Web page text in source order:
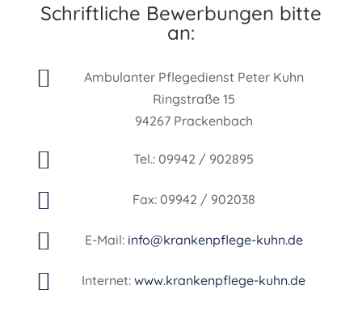
Schriftliche Bewerbungen bitte
an:

Ambulanter Pflegedienst Peter Kuhn
Ringstraße 15
94267 Prackenbach
 Tel.: 09942 / 902895
 Fax: 09942 / 902038
 E-Mail: info@krankenpflege-kuhn.de
 Internet:www.krankenpflege-kuhn.de